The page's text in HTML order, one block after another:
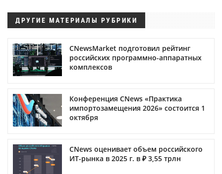
ДРУГИЕ МАТЕРИАЛЫ РУБРИКИ
CNewsMarket подготовил рейтинг
российских программно-аппаратных
комплексов
Конференция CNews «Практика
импортозамещения 2026» состоится 1
октября
CNews оценивает объем российского
ИТ-рынка в 2025 г. в ₽ 3,55 трлн